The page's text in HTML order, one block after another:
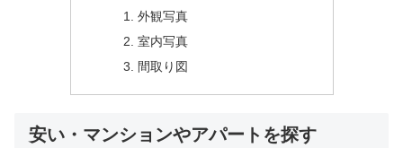
外観写真
室内写真
間取り図
安い・マンションやアパートを探す